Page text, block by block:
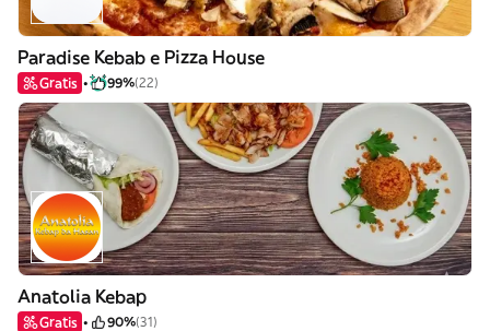
Paradise Kebab e Pizza House
Gratis 99%(22)
Anatolia Kebap
Gratis 90%(31)